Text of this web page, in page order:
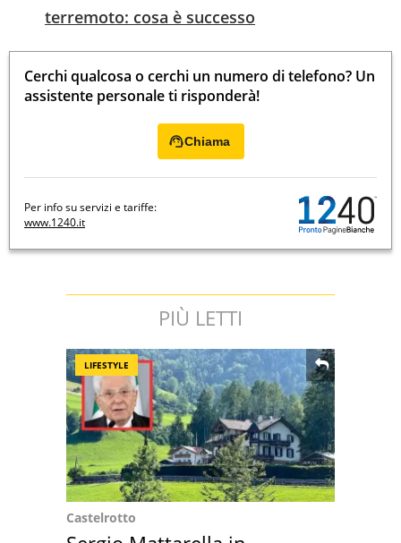
terremoto: cosa è successo
Cerchi qualcosa o cerchi un numero di telefono? Un
assistente personale ti risponderà!
Chiama
Per info su servizi e tariffe:
www.1240.it
PIÙ LETTI
LIFESTYLE
Castelrotto